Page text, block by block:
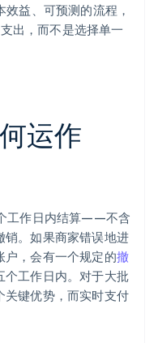
益、可预测的流程，
出，而不是选择单一
运作
工作日内结算——不含
。如果商家错误地进
户，会有一个规定的撤
个工作日内。对于大批
关键优势，而实时支付